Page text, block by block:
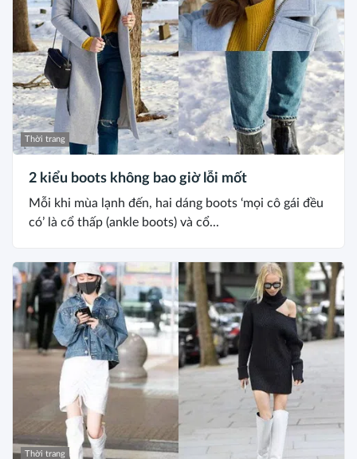
Thời trang
2 kiểu boots không bao giờ lỗi mốt
Mỗi khi mùa lạnh đến, hai dáng boots ‘mọi cô gái đều
có’ là cổ thấp (ankle boots) và cổ...
Thời trang